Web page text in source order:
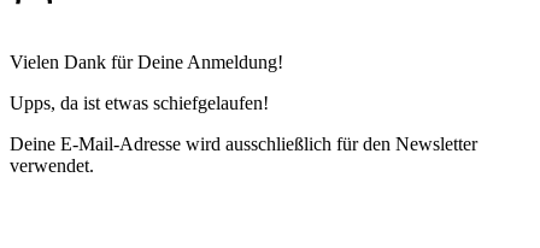
Vielen Dank für Deine Anmeldung!
Upps, da ist etwas schiefgelaufen!
Deine E-Mail-Adresse wird ausschließlich für den Newsletter
verwendet.